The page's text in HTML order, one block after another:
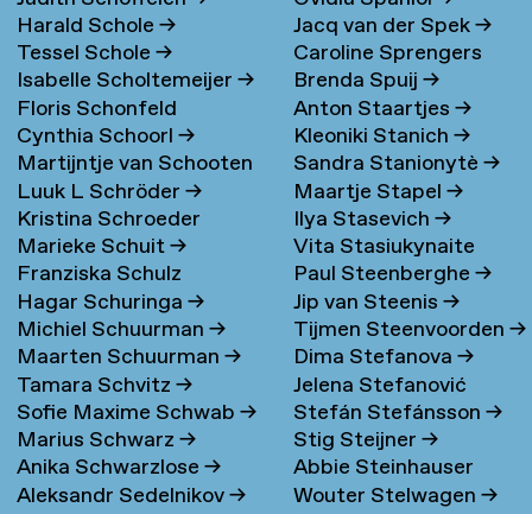
Harald Schole→
Tessel Schole→
Isabelle Scholtemeijer→
Floris Schonfeld
Cynthia Schoorl→
Martijntje van Schooten
→
Luuk L Schröder→
Kristina Schroeder
Marieke Schuit→
Franziska Schulz
Hagar Schuringa→
Michiel Schuurman→
Maarten Schuurman→
Tamara Schvitz→
Sofie Maxime Schwab→
Marius Schwarz→
Anika Schwarzlose→
Aleksandr Sedelnikov→
Jacq van der Spek→
Caroline Sprengers
Brenda Spuij→
Anton Staartjes→
Kleoniki Stanich→
Sandra Stanionytè→
Maartje Stapel→
Ilya Stasevich→
Vita Stasiukynaite
Paul Steenberghe→
Jip van Steenis→
Tijmen Steenvoorden→
Dima Stefanova→
Jelena Stefanović
Stefán Stefánsson→
Stig Steijner→
Abbie Steinhauser
Wouter Stelwagen→